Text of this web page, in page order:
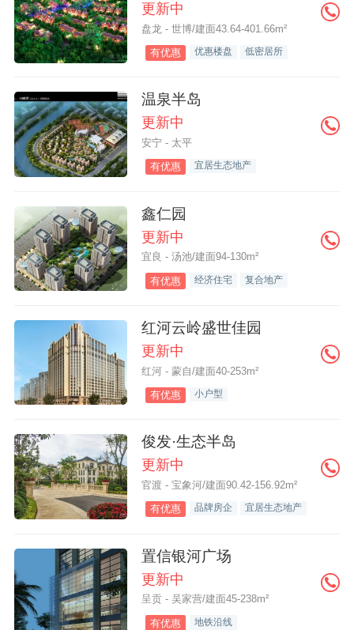
更新中
盘龙 - 世博/建面43.64-401.66m²
有优惠 优惠楼盘 低密居所
温泉半岛
更新中
安宁 - 太平
有优惠 宜居生态地产
鑫仁园
更新中
宜良 - 汤池/建面94-130m²
有优惠 经济住宅 复合地产
红河云岭盛世佳园
更新中
红河 - 蒙自/建面40-253m²
有优惠 小户型
俊发·生态半岛
更新中
官渡 - 宝象河/建面90.42-156.92m²
有优惠 品牌房企 宜居生态地产
置信银河广场
更新中
呈贡 - 吴家营/建面45-238m²
有优惠 地铁沿线